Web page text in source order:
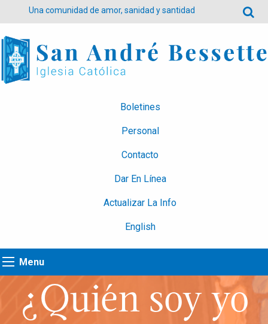
Una comunidad de amor, sanidad y santidad
Boletines
Personal
Contacto
Dar En Línea
Actualizar La Info
English
Menu
¿Quién soy yo